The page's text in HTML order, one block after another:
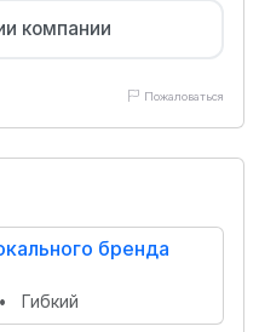
компании
Пожаловаться
бренда
• Гибкий